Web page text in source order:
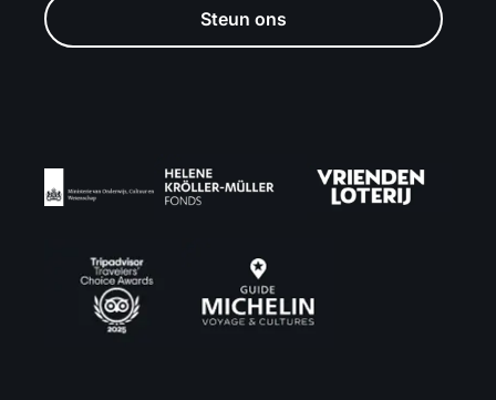
Steun ons